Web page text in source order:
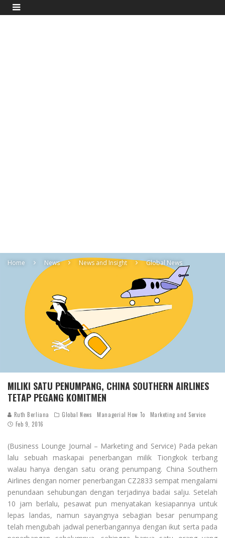
Home News News and Insight Global News
MILIKI SATU PENUMPANG, CHINA SOUTHERN AIRLINES
TETAP PEGANG KOMITMEN
Ruth Berliana Global News Managerial How To
Marketing and Service
Feb 9, 2016
(Business Lounge Journal – Marketing and Service) Pada pekan
lalu sebuah maskapai penerbangan milik Tiongkok terbang
walau hanya dengan satu orang penumpang. China Southern
Airlines dengan nomer penerbangan CZ2833 sempat mengalami
penundaan sehubungan dengan terjadinya badai salju. Setelah
10 jam berlalu, pesawat pun menyatakan kesiapannya untuk
lepas landas, namun sayangnya sebagian besar penumpang
telah mengubah jadwal penerbangannya dengan ikut serta pada